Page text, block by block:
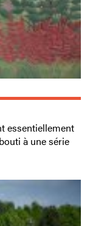
essentiellement
à une série